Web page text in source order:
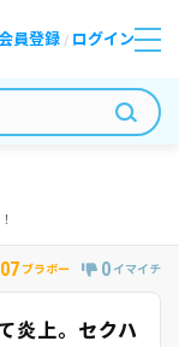
員登録 / ログイン
ブラボー 0 イマイチ
炎上。セクハ